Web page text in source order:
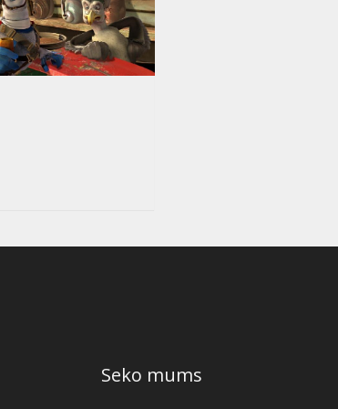
Seko mums